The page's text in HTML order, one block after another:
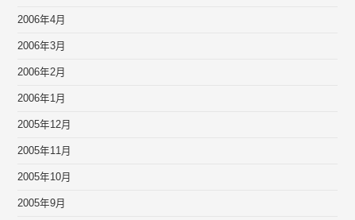
2006年4月
2006年3月
2006年2月
2006年1月
2005年12月
2005年11月
2005年10月
2005年9月